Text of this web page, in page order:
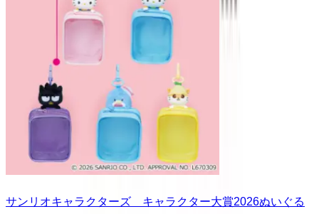
サンリオキャラクターズ キャラクター大賞2026ぬいぐる